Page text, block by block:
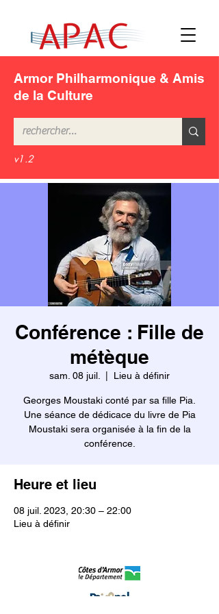
Armor Philharmonique & Amis
de la Culture
v1.2
Conférence : Fille de
métèque
sam. 08 juil. Lieu à définir
Georges Moustaki conté par sa fille Pia.
Une séance de dédicace du livre de Pia
Moustaki sera organisée à la fin de la
conférence.
Heure et lieu
08 juil. 2023, 20:30 – 22:00
Lieu à définir